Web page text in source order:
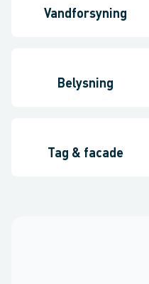
Vandforsyning
Belysning
Tag & facade